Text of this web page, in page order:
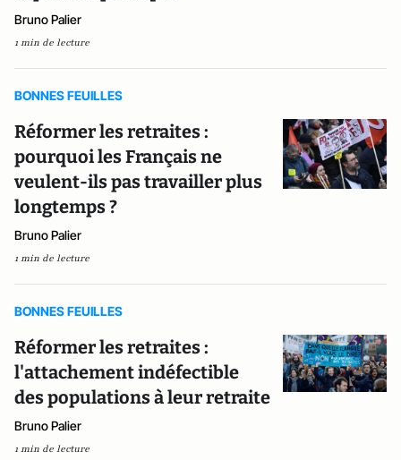
Bruno Palier
1 min de lecture
BONNES FEUILLES
Réformer les retraites :
pourquoi les Français ne
veulent-ils pas travailler plus
longtemps ?
Bruno Palier
1 min de lecture
BONNES FEUILLES
Réformer les retraites :
l'attachement indéfectible
des populations à leur retraite
Bruno Palier
1 min de lecture